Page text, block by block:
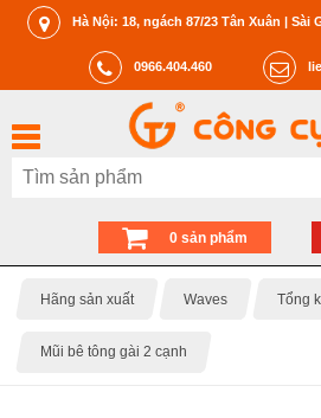
Hà Nội: 18, ngách 87/23 Tân Xuân | Sài
0966.404.460
0 sản phẩm
Hãng sản xuất Waves Tổng
Mũi bê tông gài 2 cạnh